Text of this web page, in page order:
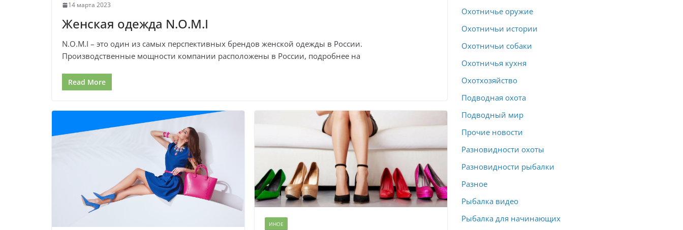
14 марта 2023
Женская одежда N.O.M.I
N.O.M.I – это один из самых перспективных брендов женской одежды в России.
Производственные мощности компании расположены в России, подробнее на
Read More
ИНОЕ
Охотничье оружие
Охотничьи истории
Охотничьи собаки
Охотничья кухня
Охотхозяйство
Подводная охота
Подводный мир
Прочие новости
Разновидности охоты
Разновидности рыбалки
Разное
Рыбалка видео
Рыбалка для начинающих